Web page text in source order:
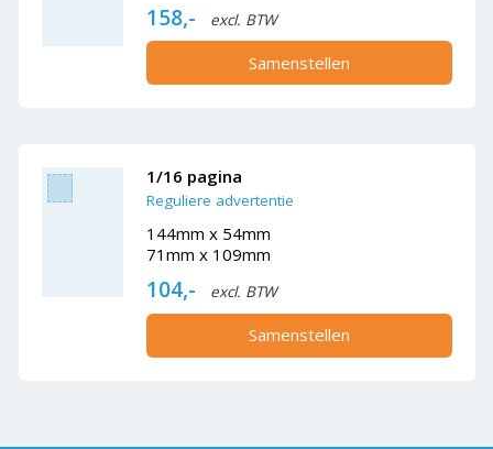
158,- excl. BTW
Samenstellen
1/16 pagina
Reguliere advertentie
144mm x 54mm
71mm x 109mm
104,- excl. BTW
Samenstellen